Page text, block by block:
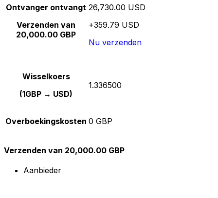
Ontvanger ontvangt
Verzenden van
20,000.00 GBP
26,730.00 USD
+359.79 USD
Nu verzenden
Wisselkoers
(1GBP → USD)
1.336500
Overboekingskosten 0 GBP
Verzenden van 20,000.00 GBP
Aanbieder